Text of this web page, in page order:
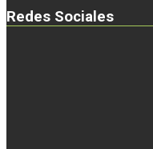
Redes Sociales